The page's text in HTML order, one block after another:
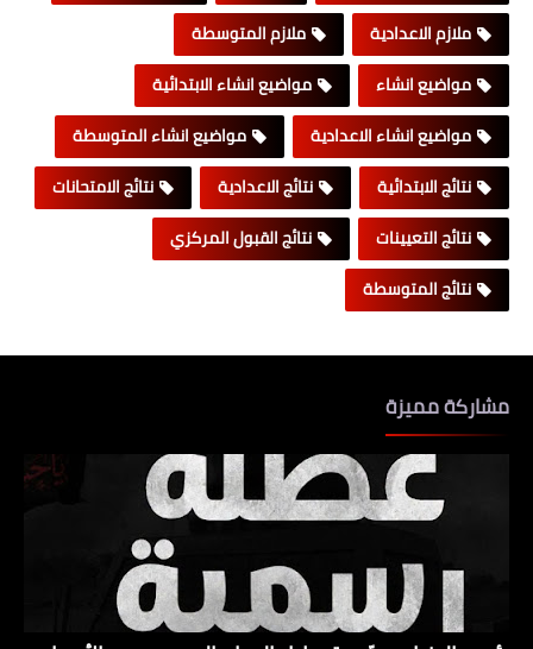
ملازم الاعدادية
ملازم المتوسطة
مواضيع انشاء
مواضيع انشاء الابتدائية
مواضيع انشاء الاعدادية
مواضيع انشاء المتوسطة
نتائج الابتدائية
نتائج الاعدادية
نتائج الامتحانات
نتائج التعيينات
نتائج القبول المركزي
نتائج المتوسطة
مشاركة مميزة